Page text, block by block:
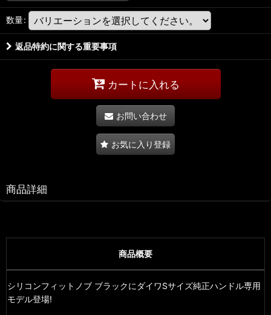
数量:
返品特約に関する重要事項
カートに入れる
お問い合わせ
お気に入り登録
商品詳細
商品概要
シリコンフィットノブ ブラックにダイワSサイズ純正ハンドル専用
モデル登場!